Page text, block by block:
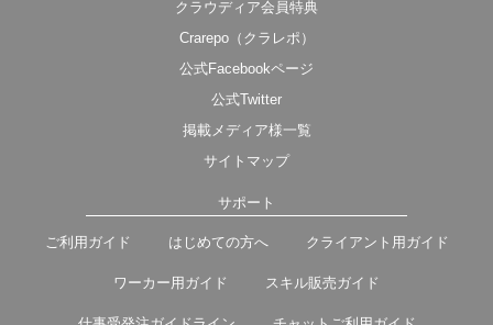
クラウディア会員特典
Crarepo（クラレポ）
公式Facebookページ
公式Twitter
掲載メディア様一覧
サイトマップ
サポート
ご利用ガイド はじめての方へ クライアント用ガイド
ワーカー用ガイド スキル販売ガイド